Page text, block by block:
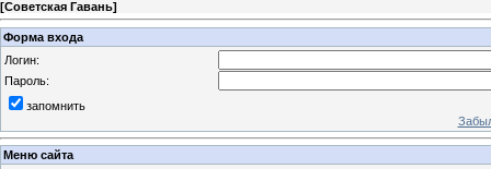
[Советская Гавань]
Форма входа
Логин:
Пароль:
запомнить
Меню сайта